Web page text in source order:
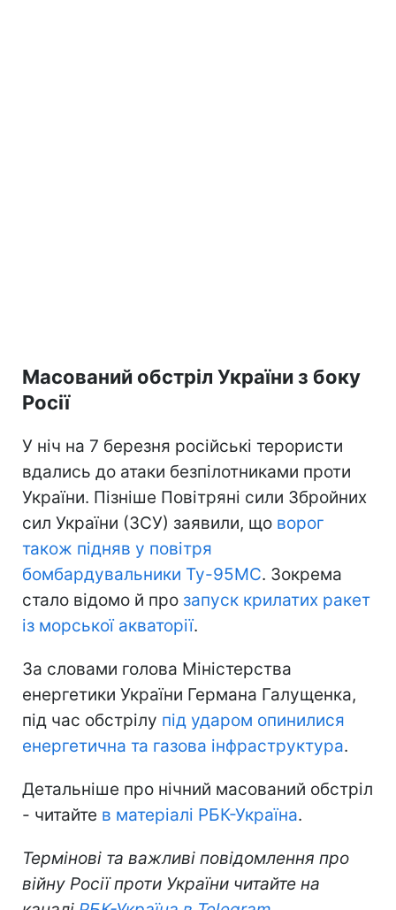
Масований обстріл України з боку
Росії
У ніч на 7 березня російські терористи
вдались до атаки безпілотниками проти
України. Пізніше Повітряні сили Збройних
сил України (ЗСУ) заявили, що ворог
також підняв у повітря
бомбардувальники Ту-95МС. Зокрема
стало відомо й про запуск крилатих ракет
із морської акваторії.
За словами голова Міністерства
енергетики України Германа Галущенка,
під час обстрілу під ударом опинилися
енергетична та газова інфраструктура.
Детальніше про нічний масований обстріл
- читайте в матеріалі РБК-Україна.
Термінові та важливі повідомлення про
війну Росії проти України читайте на